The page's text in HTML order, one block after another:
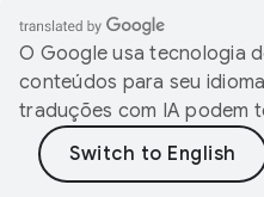
O Google usa tecnologia
conteúdos para seu
traduções com IA podem